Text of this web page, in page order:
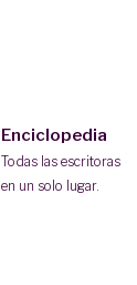
Enciclopedia
Todas las escritoras
en un solo lugar.